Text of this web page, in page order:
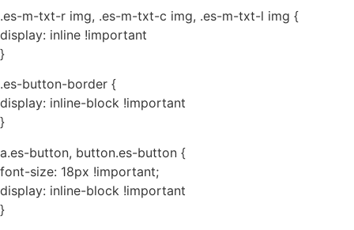
.es-m-txt-r img, .es-m-txt-c img, .es-m-txt-l img {
display: inline !important
}
.es-button-border {
display: inline-block !important
}
a.es-button, button.es-button {
font-size: 18px !important;
display: inline-block !important
}